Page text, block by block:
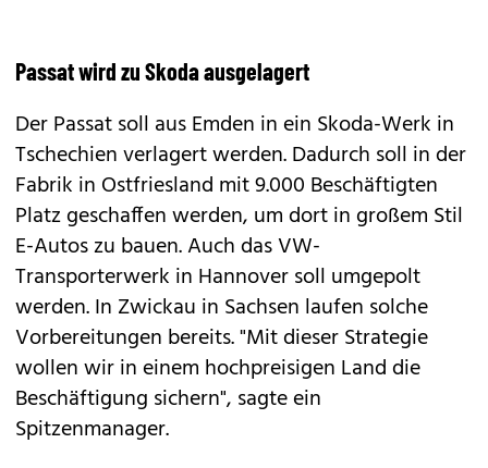
Passat wird zu Skoda ausgelagert
Der Passat soll aus Emden in ein Skoda-Werk in
Tschechien verlagert werden. Dadurch soll in der
Fabrik in Ostfriesland mit 9.000 Beschäftigten
Platz geschaffen werden, um dort in großem Stil
E-Autos zu bauen. Auch das VW-
Transporterwerk in Hannover soll umgepolt
werden. In Zwickau in Sachsen laufen solche
Vorbereitungen bereits. "Mit dieser Strategie
wollen wir in einem hochpreisigen Land die
Beschäftigung sichern", sagte ein
Spitzenmanager.